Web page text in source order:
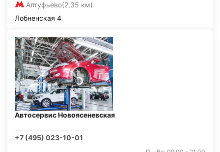
Алтуфьево(2,35 км)
Лобненская 4
Автосервис Новоясеневская
+7 (495) 023-10-01